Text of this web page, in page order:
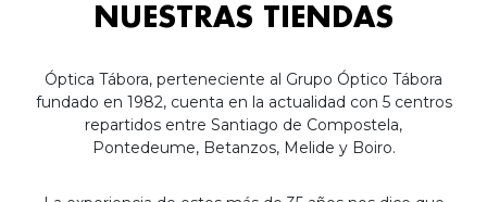
NUESTRAS TIENDAS
Óptica Tábora, perteneciente al Grupo Óptico Tábora
fundado en 1982, cuenta en la actualidad con 5 centros
repartidos entre Santiago de Compostela,
Pontedeume, Betanzos, Melide y Boiro.